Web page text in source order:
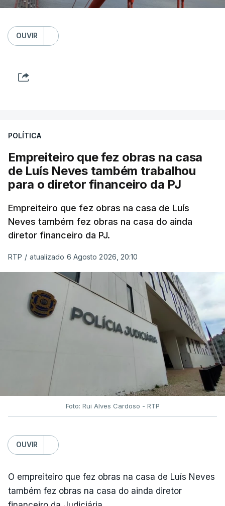
OUVIR
POLÍTICA
Empreiteiro que fez obras na casa
de Luís Neves também trabalhou
para o diretor financeiro da PJ
Empreiteiro que fez obras na casa de Luís
Neves também fez obras na casa do ainda
diretor financeiro da PJ.
RTP / atualizado 6 Agosto 2026, 20:10
Foto: Rui Alves Cardoso - RTP
OUVIR
O empreiteiro que fez obras na casa de Luís Neves
também fez obras na casa do ainda diretor